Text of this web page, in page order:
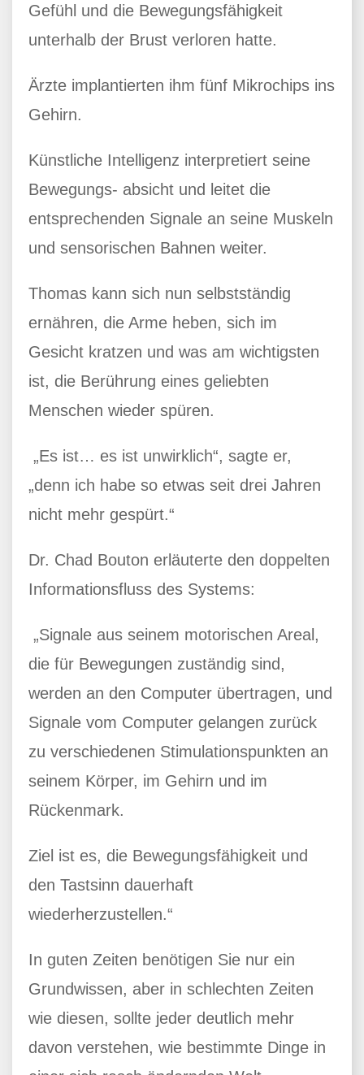
Gefühl und die Bewegungsfähigkeit
unterhalb der Brust verloren hatte.
Ärzte implantierten ihm fünf Mikrochips ins
Gehirn.
Künstliche Intelligenz interpretiert seine
Bewegungs- absicht und leitet die
entsprechenden Signale an seine Muskeln
und sensorischen Bahnen weiter.
Thomas kann sich nun selbstständig
ernähren, die Arme heben, sich im
Gesicht kratzen und was am wichtigsten
ist, die Berührung eines geliebten
Menschen wieder spüren.
„Es ist… es ist unwirklich“, sagte er,
„denn ich habe so etwas seit drei Jahren
nicht mehr gespürt.“
Dr. Chad Bouton erläuterte den doppelten
Informationsfluss des Systems:
„Signale aus seinem motorischen Areal,
die für Bewegungen zuständig sind,
werden an den Computer übertragen, und
Signale vom Computer gelangen zurück
zu verschiedenen Stimulationspunkten an
seinem Körper, im Gehirn und im
Rückenmark.
Ziel ist es, die Bewegungsfähigkeit und
den Tastsinn dauerhaft
wiederherzustellen.“
In guten Zeiten benötigen Sie nur ein
Grundwissen, aber in schlechten Zeiten
wie diesen, sollte jeder deutlich mehr
davon verstehen, wie bestimmte Dinge in